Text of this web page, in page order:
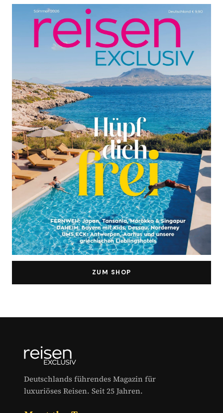
ZUM SHOP
Deutschlands führendes Magazin für
luxuriöses Reisen. Seit 25 Jahren.